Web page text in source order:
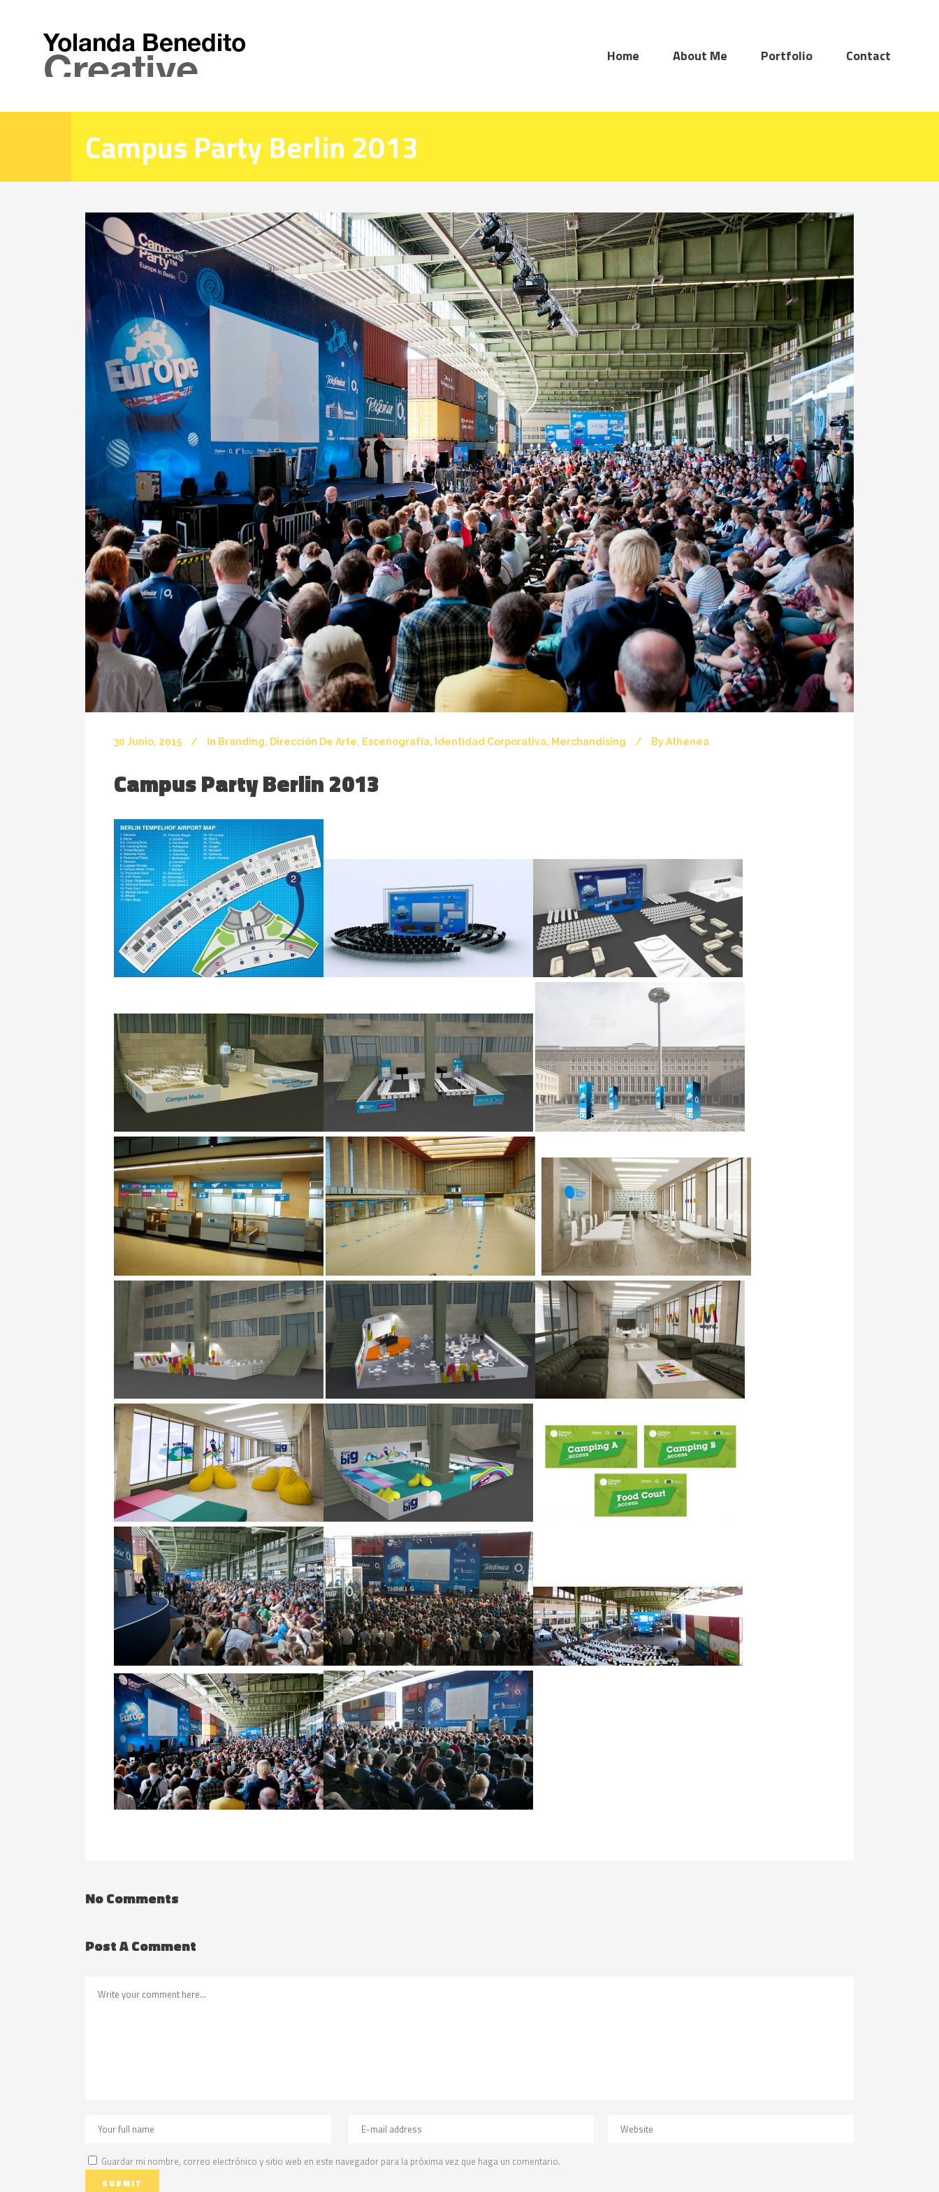
Home About Me Portfolio Contact
Campus Party Berlin 2013
30 Junio, 2015 In Branding, Dirección De Arte, Escenografía, Identidad Corporativa, Merchandising ByAthenea
Campus Party Berlin 2013
No Comments
Post A Comment
Guardar mi nombre, correo electrónico y sitio web en este navegador para la próxima vez que haga un comentario.